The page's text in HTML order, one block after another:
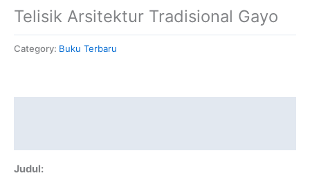
Telisik Arsitektur Tradisional Gayo
Category: Buku Terbaru
Judul: